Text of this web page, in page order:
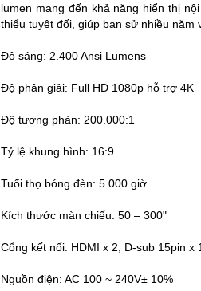
lumen mang đến khả năng hiển thị
thiểu tuyệt đối, giúp bạn sử nhiều năm
Độ sáng: 2.400 Ansi Lumens
Độ phân giải: Full HD 1080p hỗ trợ 4K
Độ tương phản: 200.000:1
Tỷ lệ khung hình: 16:9
Tuổi thọ bóng đèn: 5.000 giờ
Kích thước màn chiếu: 50 – 300"
Cổng kết nối: HDMI x 2, D-sub 15pin x
Nguồn điện: AC 100 ~ 240V± 10%